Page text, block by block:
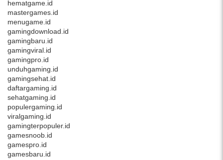
hematgame.id
mastergames.id
menugame.id
gamingdownload.id
gamingbaru.id
gamingviral.id
gamingpro.id
unduhgaming.id
gamingsehat.id
daftargaming.id
sehatgaming.id
populergaming.id
viralgaming.id
gamingterpopuler.id
gamesnoob.id
gamespro.id
gamesbaru.id